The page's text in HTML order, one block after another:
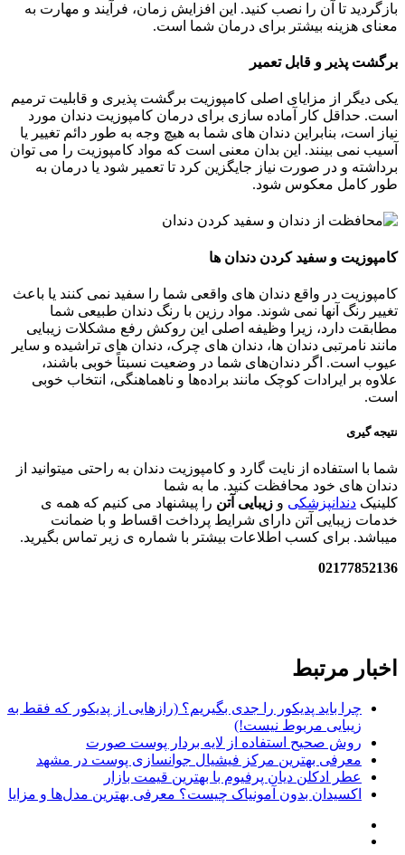
بازگردید تا آن را نصب کنید. این افزایش زمان، فرآیند و مهارت به
معنای هزینه بیشتر برای درمان شما است.
برگشت پذیر و قابل تعمیر
یکی دیگر از مزایای اصلی کامپوزیت برگشت پذیری و قابلیت ترمیم
است. حداقل کار آماده سازی برای درمان کامپوزیت دندان مورد
نیاز است، بنابراین دندان های شما به هیچ وجه به طور دائم تغییر یا
آسیب نمی بینند. این بدان معنی است که مواد کامپوزیت را می توان
برداشته و در صورت نیاز جایگزین کرد تا تعمیر شود یا درمان به
طور کامل معکوس شود.
کامپوزیت و سفید کردن دندان ها
کامپوزیت در واقع دندان های واقعی شما را سفید نمی کنند یا باعث
تغییر رنگ آنها نمی شوند. مواد رزین با رنگ دندان طبیعی شما
مطابقت دارد، زیرا وظیفه اصلی این روکش رفع مشکلات زیبایی
مانند نامرتبی دندان ها، دندان های چرک، دندان های تراشیده و سایر
عیوب است. اگر دندان‌های شما در وضعیت نسبتاً خوبی باشند،
علاوه بر ایرادات کوچک مانند براده‌ها و ناهماهنگی، انتخاب خوبی
است.
نتیجه گیری
شما با استفاده از نایت گارد و کامپوزیت دندان به راحتی میتوانید از
دندان های خود محافظت کنید. ما به شما
کلینیک دندانپزشکی و زیبایی آتن را پیشنهاد می کنیم که همه ی
خدمات زیبایی آتن دارای شرایط پرداخت اقساط و با ضمانت
میباشد. برای کسب اطلاعات بیشتر با شماره ی زیر تماس بگیرید.
02177852136
اخبار مرتبط
چرا باید پدیکور را جدی بگیریم؟ (رازهایی از پدیکور که فقط به
زیبایی مربوط نیست!)
روش صحیح استفاده از لایه بردار پوست صورت
معرفی بهترین مرکز فیشیال جوانسازی پوست در مشهد
عطر ادکلن دیان پرفیوم با بهترین قیمت بازار
اکسیدان بدون آمونیاک چیست؟ معرفی بهترین مدل‌ها و مزایا